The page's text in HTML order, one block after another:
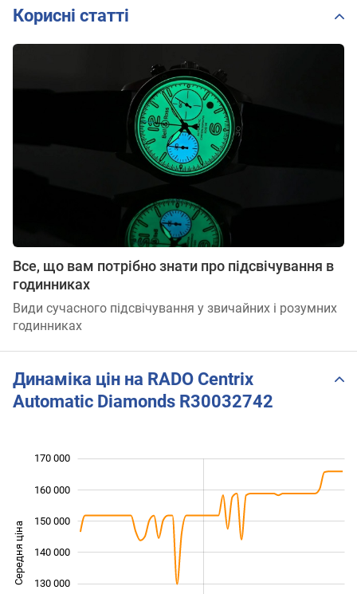
Корисні статті
Все, що вам потрібно знати про підсвічування в
годинниках
Види сучасного підсвічування у звичайних і розумних
годинниках
Динаміка цін на RADO Centrix
Automatic Diamonds R30032742
Середня ціна 110 000
130 000
140 000
150 000
160 000
170 000